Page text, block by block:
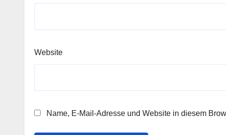
Website
Name, E-Mail-Adresse und Website in diesem